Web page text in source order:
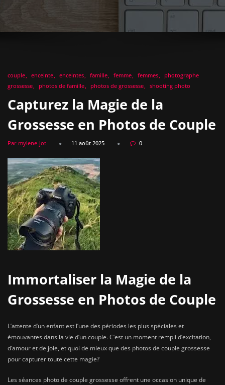
couple enceinte enceintes famille femme femmes
photographe
grossesse
photos de famille photos de grossesse shooting photo
Capturez la Magie de la
Grossesse en Photos de Couple
Par mylene-jot 11 août 2025 0
Immortaliser la Magie de la
Grossesse en Photos de Couple
L’attente d’un enfant est l’une des périodes les plus spéciales et
émouvantes dans la vie d’un couple. C’est un moment rempli d’excitation,
d’amour et de joie, et quoi de mieux que des photos de couple grossesse
pour capturer toute cette magie?
Les séances photo de couple grossesse offrent une occasion unique de